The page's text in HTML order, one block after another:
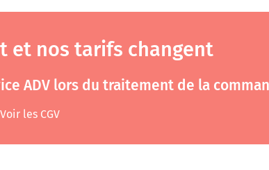
et nos tarifs changent
ADV lors du traitement de la
Voir les CGV